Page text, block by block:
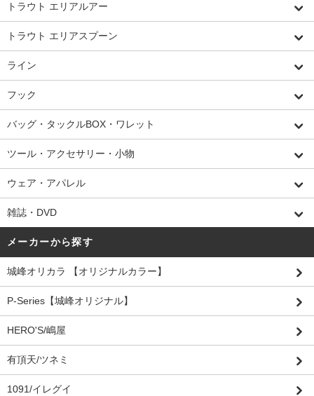
トラウト エリアルアー
トラウト エリアスプーン
ライン
フック
バッグ・タックルBOX・ワレット
ツール・アクセサリー・小物
ウェア・アパレル
雑誌・DVD
メーカーから探す
城峰オリカラ 【オリジナルカラー】
P-Series【城峰オリジナル】
HERO'S/嶋屋
有頂天/ツネミ
1091/イレグイ